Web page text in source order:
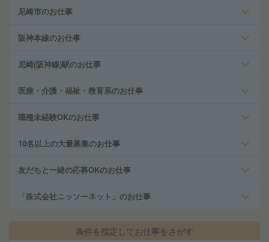
尼崎市のお仕事
阪神本線のお仕事
尼崎(阪神線)駅のお仕事
医療・介護・福祉・教育系のお仕事
職種未経験OKのお仕事
10名以上の大量募集のお仕事
友だちと一緒の応募OKのお仕事
「株式会社ニッソーネット」のお仕事
条件を指定してお仕事をさがす